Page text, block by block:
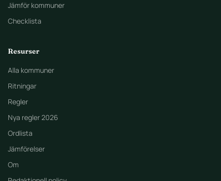
Jämför kommuner
Checklista
Resurser
Alla kommuner
Ritningar
Regler
Nya regler 2026
Ordlista
Jämförelser
Om